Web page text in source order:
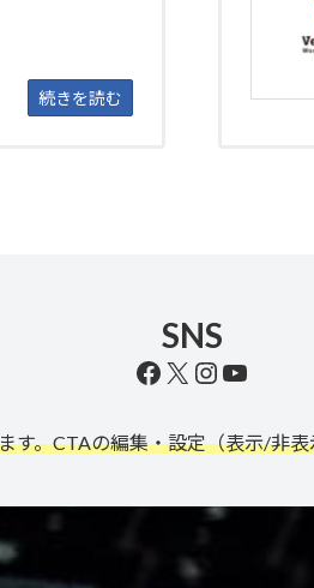
続きを読む
SNS
Facebook
X Instagram
YouTube
す。CTAの編集・設定（表示/非